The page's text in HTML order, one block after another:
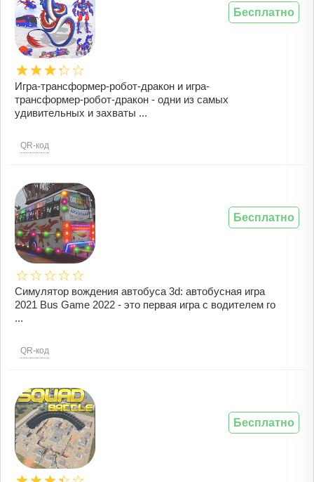
Игра-трансформер-робот-дракон и игра-
трансформер-робот-дракон - одни из самых
удивительных и захваты ...
QR-код
Бесплатно
Симулятор вождения автобуса 3d: автобусная игра
2021 Bus Game 2022 - это первая игра с водителем го
...
QR-код
Бесплатно
Бесплатно